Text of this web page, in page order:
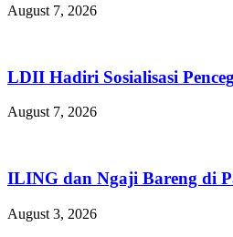
August 7, 2026
LDII Hadiri Sosialisasi
August 7, 2026
ILING dan Ngaji Bareng di
August 3, 2026